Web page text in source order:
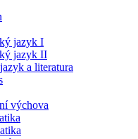
jazyk I
jazyk II
a literatura
výchova